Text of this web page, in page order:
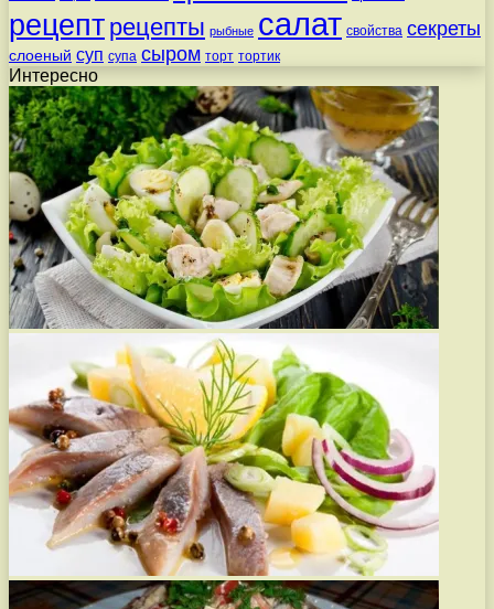
рецепт рецепты рыбные салат свойства секреты
слоеный суп супа сыром торт тортик
Интересно